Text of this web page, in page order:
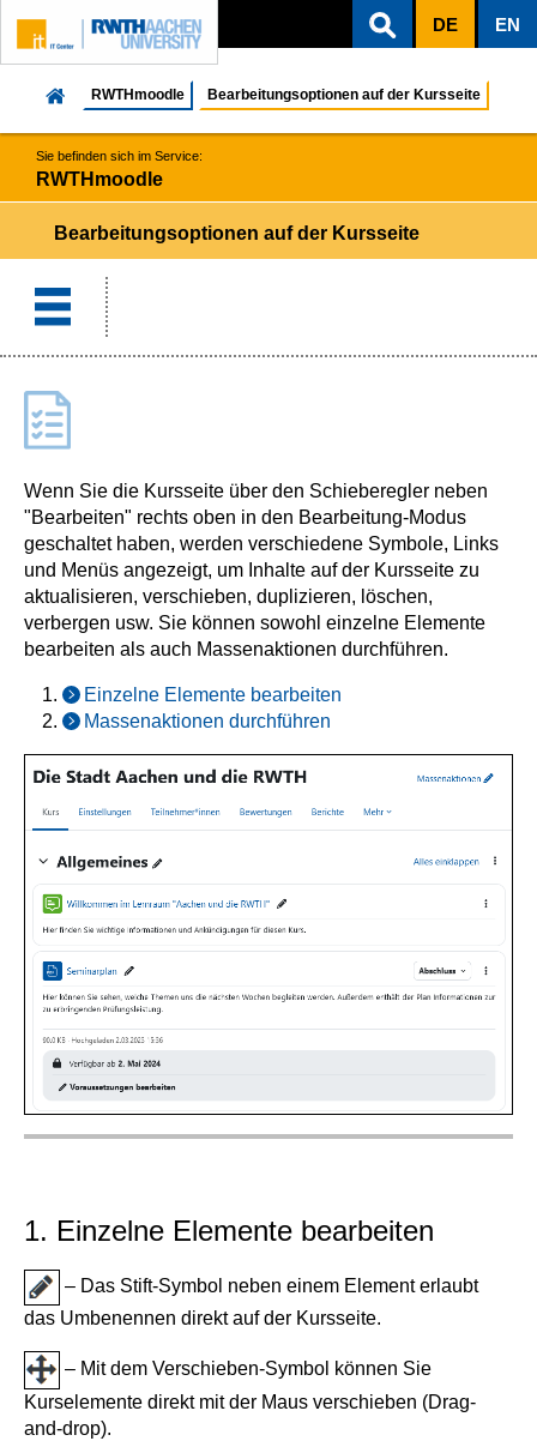
ZUM INHALTSBEREICH
ZUR HAUPTNAVIGATION
ZUR SUCHE
DE EN
RWTHmoodle Bearbeitungsoptionen auf der Kursseite
Sie befinden sich im Service:
RWTHmoodle
Bearbeitungsoptionen auf der Kursseite
Wenn Sie die Kursseite über den Schieberegler neben
"Bearbeiten" rechts oben in den Bearbeitung-Modus
geschaltet haben, werden verschiedene Symbole, Links
und Menüs angezeigt, um Inhalte auf der Kursseite zu
aktualisieren, verschieben, duplizieren, löschen,
verbergen usw. Sie können sowohl einzelne Elemente
bearbeiten als auch Massenaktionen durchführen.
Einzelne Elemente bearbeiten
Massenaktionen durchführen
1. Einzelne Elemente bearbeiten
– Das Stift-Symbol neben einem Element erlaubt
das Umbenennen direkt auf der Kursseite.
– Mit dem Verschieben-Symbol können Sie
Kurselemente direkt mit der Maus verschieben (Drag-
and-drop).